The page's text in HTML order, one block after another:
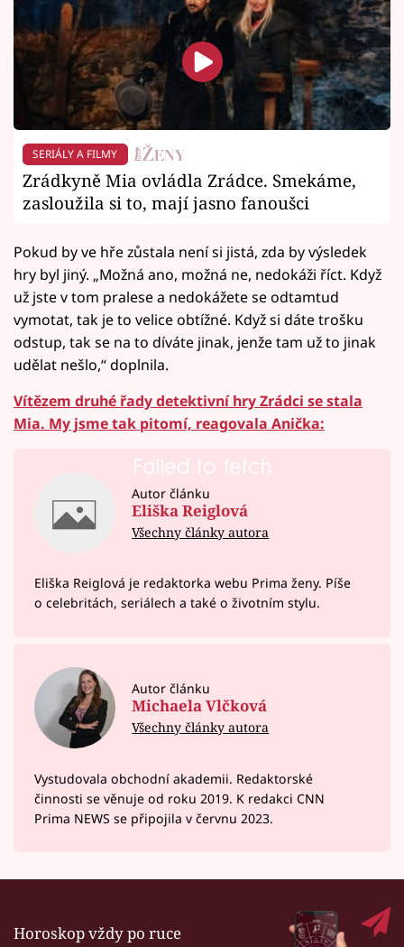
SERIÁLY A FILMY
Zrádkyně Mia ovládla Zrádce. Smekáme,
zasloužila si to, mají jasno fanoušci
Pokud by ve hře zůstala není si jistá, zda by výsledek
hry byl jiný. „Možná ano, možná ne, nedokáži říct. Když
už jste v tom pralese a nedokážete se odtamtud
vymotat, tak je to velice obtížné. Když si dáte trošku
odstup, tak se na to díváte jinak, jenže tam už to jinak
udělat nešlo,“ doplnila.
Vítězem druhé řady detektivní hry Zrádci se stala
Mia. My jsme tak pitomí, reagovala Anička:
Failed to fetch
Autor článku
Eliška Reiglová
Všechny články autora
Eliška Reiglová je redaktorka webu Prima ženy. Píše
o celebritách, seriálech a také o životním stylu.
Autor článku
Michaela Vlčková
Všechny články autora
Vystudovala obchodní akademii. Redaktorské
činnosti se věnuje od roku 2019. K redakci CNN
Prima NEWS se připojila v červnu 2023.
Horoskop vždy po ruce